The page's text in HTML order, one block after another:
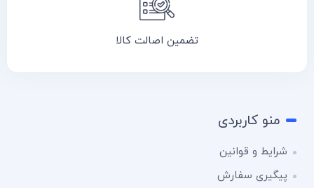
تضمین اصالت کالا
منو کاربردی
شرایط و قوانین
پیگیری سفارش